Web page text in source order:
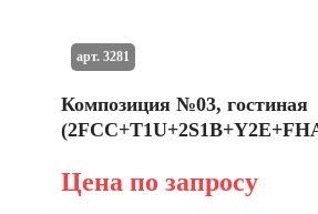
Композиция №03, гостиная
Цена по запросу
арт. 3281